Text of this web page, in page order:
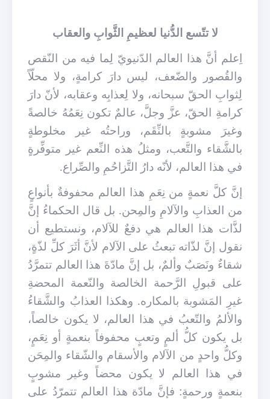
لا تتّسع الدُّنيا لعظيمِ الثَّوابِ والعقاب
اِعلم أنَّ هذا العالم الدّنيويّ لِما فيه من النّقص
والقُصور والضّعف، ليس دارَ كرامةٍ، ولا محلّاً
لِثوابِ الحقّ سبحانه، ولا لِعذابِه وعقابه، لأنّ دارَ
كرامةِ الحقّ، عزَّ وجلَّ، عالمٌ تكون نِعَمُهُ خالصةً
وغيرَ مشوبةٍ بالنِّقَم، وراحتُه غير مخلوطةٍ
بالشَّقاء والتَّعب، ومثلُ هذه النِّعم غير متوفِّرةٍ
في هذا العالم، لأنّه دارُ التَّزاحُمِ والصِّراع.
إنَّ كلَّ نعمةٍ من نِعَمِ هذا العالم محفوفةٌ بأنواعٍ
من العذابِ والآلامِ والمِحن. بل قال الحكماءُ إنَّ
لذَّات هذا العالم هي دفعٌ للآلام، ونستطيع أن
نقول إنَّ لذّاته تبعثُ على الآلام لأنَّ أثَرَ كلِّ لذّةٍ،
شقاءٌ ونَصَبٌ وألمٌ، بل إنَّ مادّةَ هذا العالم تتمرَّدُ
على قبولِ الرَّحمة الخالصة والنّعمة المحضة
غيرِ المَشوبة بالمكاره. وهكذا العذابُ والشَّقاءُ
والألمُ والتّعبُ في هذا العالم، لا يكون خالصاً،
بل يكون كلُّ ألمٍ وتعبٍ محفوفاً بنعمةٍ أو نِعَمٍ،
وكلُّ واحدٍ من الآلام والأسقام والشّقاء والمِحَن
في هذا العالم لا يكون محضاً وغير مشوبٍ
بنعمةٍ ورحمةٍ: فإنَّ مادّة هذا العالم تتمرّدُ على